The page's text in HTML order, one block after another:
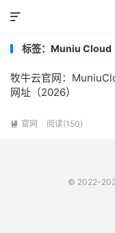

标签：Muniu Cloud
牧牛云官网：
网址（2026）
 官网 阅读(150)
© 2022-